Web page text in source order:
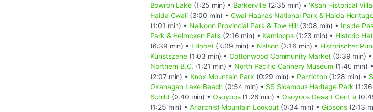
Bowron Lake (1:25 min) • Barkerville (2:35 min) • 'Ksan Historical
Haida Gwaii (3:00 min) • Gwai Haanas National Park & Haida
(1:01 min) • Naikoon Provincial Park & Tow Hill (3:08 min) • Inside
Park & Helmcken Falls (2:16 min) • Kamloops (1:23 min) • Historic
(6:39 min) • Lillooet (3:09 min) • Nelson (2:16 min) • Historischer
Kunstszene (1:03 min) • Cottonwood Community Market (0:39 min) •
Northern B.C. (1:21 min) • North Pacific Cannery Museum (1:40 min) •
(2:07 min) • Knox Mountain Park (0:29 min) • Penticton (1:28 min) •
Okanagan Lake Beach (0:54 min) • SS Sicamous Heritage Park
Schild (0:40 min) • Osoyoos (1:28 min) • Osoyoos Desert Centre
(1:25 min) • Anarchist Mountain Lookout (0:34 min) • Gibsons (2:13